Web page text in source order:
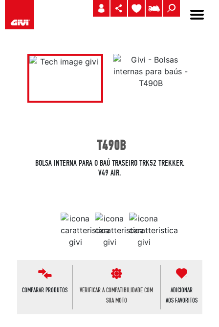
T490B
BOLSA INTERNA PARA O BAÚ TRASEIRO TRK52 TREKKER,
V49 AIR.
COMPARAR PRODUTOS
VERIFICAR A COMPATIBILIDADE COM
SUA MOTO
ADICIONAR
AOS FAVORITOS